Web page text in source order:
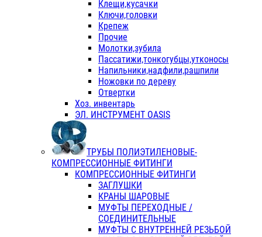
Клещи,кусачки
Ключи,головки
Крепеж
Прочие
Молотки,зубила
Пассатижи,тонкогубцы,утконосы
Напильники,надфили,рашпили
Ножовки по дереву
Отвертки
Хоз. инвентарь
ЭЛ. ИНСТРУМЕНТ OASIS
ТРУБЫ ПОЛИЭТИЛЕНОВЫЕ-
КОМПРЕССИОННЫЕ ФИТИНГИ
КОМПРЕССИОННЫЕ ФИТИНГИ
ЗАГЛУШКИ
КРАНЫ ШАРОВЫЕ
МУФТЫ ПЕРЕХОДНЫЕ /
СОЕДИНИТЕЛЬНЫЕ
МУФТЫ С ВНУТРЕННЕЙ РЕЗЬБОЙ